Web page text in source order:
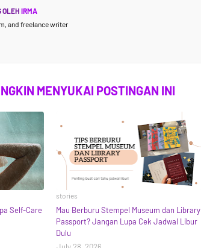
OLEH IRMA
and freelance writer
MENYUKAI POSTINGAN INI
Self-Care
stories
Mau Berburu Stempel Museum dan Library
Passport? Jangan Lupa Cek Jadwal Libur
Dulu